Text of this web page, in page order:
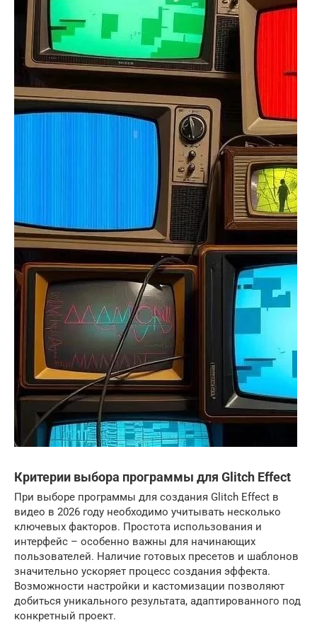
Критерии выбора программы для Glitch Effect
При выборе программы для создания Glitch Effect в
видео в 2026 году необходимо учитывать несколько
ключевых факторов. Простота использования и
интерфейс – особенно важны для начинающих
пользователей. Наличие готовых пресетов и шаблонов
значительно ускоряет процесс создания эффекта.
Возможности настройки и кастомизации позволяют
добиться уникального результата, адаптированного под
конкретный проект.